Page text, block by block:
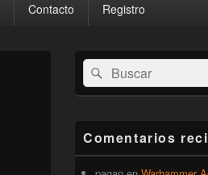
Contacto Registro
El
área
de
lateral
primaria
Buscar
por:
Buscar
Comentarios